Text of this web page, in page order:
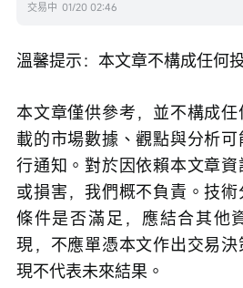
交易中 01/20 02:46
溫馨提示：本文章不構成任何
本文章僅供參考，並不構成
載的市場數據、觀點與分析
行通知。對於因依賴本文章
或損害，我們概不負責。技
條件是否滿足，應結合其他
現，不應單憑本文作出交易
現不代表未來結果。